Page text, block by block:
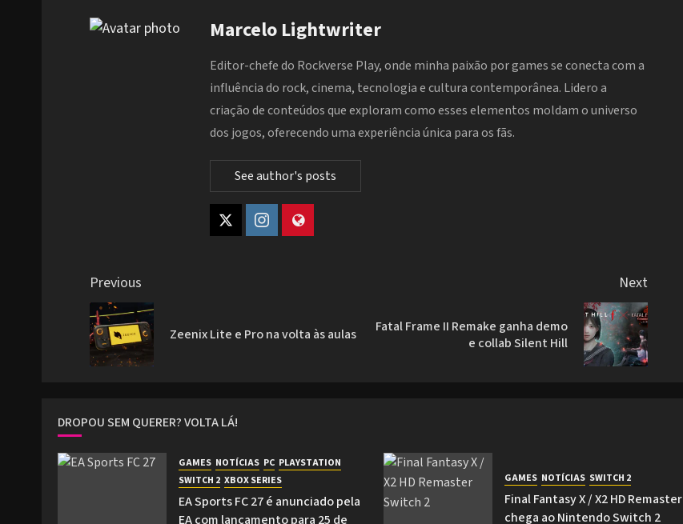
Marcelo Lightwriter
Editor-chefe do Rockverse Play, onde minha paixão por games se conecta com a
influência do rock, cinema, tecnologia e cultura contemporânea. Lidero a
criação de conteúdos que exploram como esses elementos moldam o universo
dos jogos, oferecendo uma experiência única para os fãs.
See author's posts
Post
navigation
Previous
Previous
Zeenix Lite e Pro na volta às aulas
Next
Next
Fatal Frame II Remake ganha demo
e collab Silent Hill
DROPOU SEM QUERER? VOLTA LÁ!
GAMES NOTÍCIAS PC PLAYSTATION
SWITCH 2 XBOX SERIES
EA Sports FC 27 é anunciado pela
EA com lançamento para 25 de
GAMES NOTÍCIAS SWITCH 2
Final Fantasy X / X2 HD Remaster
chega ao Nintendo Switch 2